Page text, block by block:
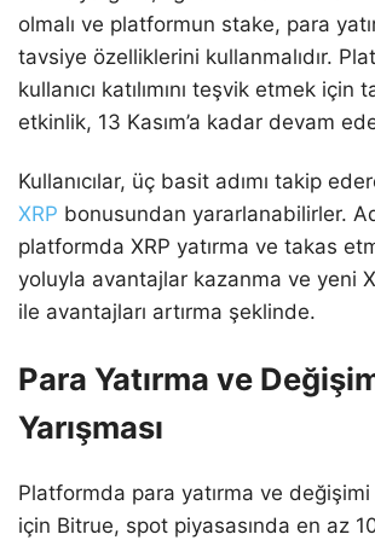
olmalı ve platformun stake, para
tavsiye özelliklerini kullanmalıdır.
kullanıcı katılımını teşvik etmek için
etkinlik, 13 Kasım’a kadar devam
Kullanıcılar, üç basit adımı takip
XRP bonusundan yararlanabilirler.
platformda XRP yatırma ve takas
yoluyla avantajlar kazanma ve yeni
ile avantajları artırma şeklinde.
Para Yatırma ve
Yarışması
Platformda para yatırma ve
için Bitrue, spot piyasasında en az